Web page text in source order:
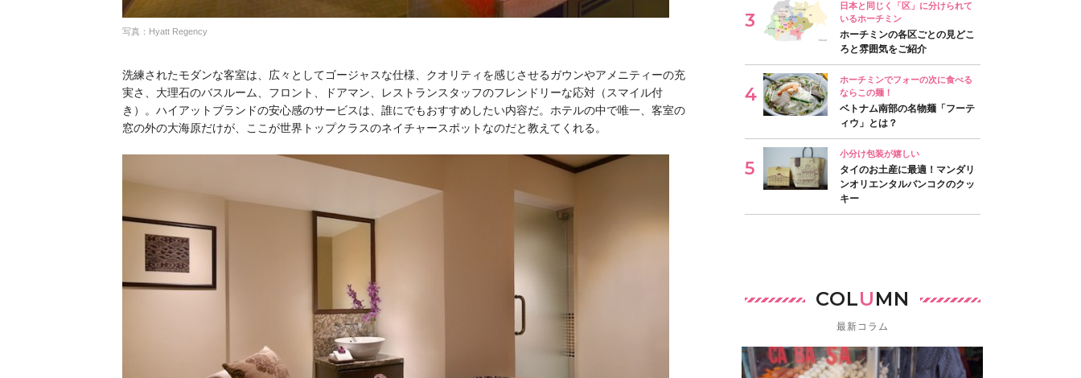
写真：Hyatt Regency
洗練されたモダンな客室は、広々としてゴージャスな仕様、クオリティを感じさせるガウンやアメニティーの充
実さ、大理石のバスルーム、フロント、ドアマン、レストランスタッフのフレンドリーな応対（スマイル付
き）。ハイアットブランドの安心感のサービスは、誰にでもおすすめしたい内容だ。ホテルの中で唯一、客室の
窓の外の大海原だけが、ここが世界トップクラスのネイチャースポットなのだと教えてくれる。
日本と同じく「区」に分けられて
いるホーチミン
ホーチミンの各区ごとの見どこ
ろと雰囲気をご紹介
ホーチミンでフォーの次に食べる
ならこの麺！
ベトナム南部の名物麺「フーテ
ィウ」とは？
小分け包装が嬉しい
タイのお土産に最適！マンダリ
ンオリエンタルバンコクのクッ
キー
COLUMN
最新コラム